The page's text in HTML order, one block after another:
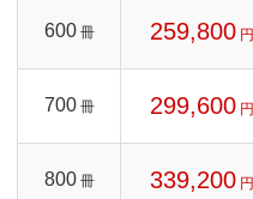
600 冊 259,800 円
700 冊 299,600 円
800 冊 339,200 円